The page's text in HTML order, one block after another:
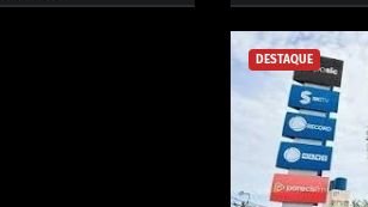
DESTAQUE